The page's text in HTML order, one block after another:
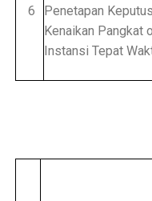
6
Penetapan
Kenaikan Pangkat
Instansi Tepat